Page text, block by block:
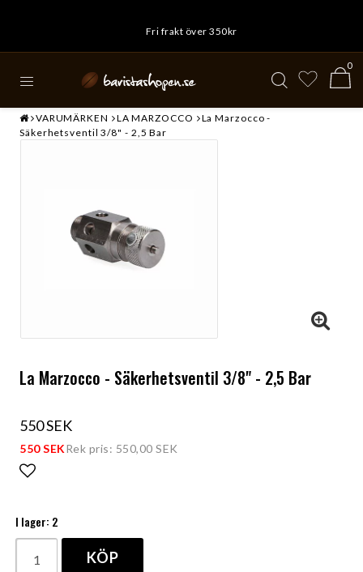
Fri frakt över 350kr
0
VARUMÄRKEN LA MARZOCCO
La Marzocco -
Säkerhetsventil 3/8" - 2,5 Bar
La Marzocco - Säkerhetsventil 3/8" - 2,5 Bar
550 SEK
550 SEKRek pris: 550,00 SEK
I lager: 2
KÖP